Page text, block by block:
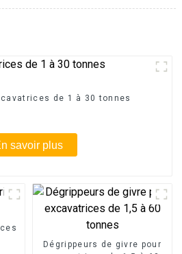
de 1 à 30 tonnes
savoir plus
Dégrippeurs de givre pour